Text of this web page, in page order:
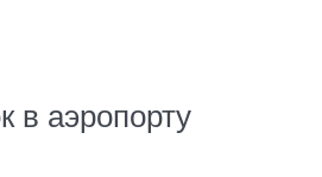
в аэропорту